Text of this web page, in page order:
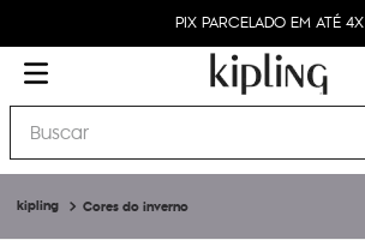
PIX PARCELADO EM ATÉ 4X
Buscar
Cores do inverno